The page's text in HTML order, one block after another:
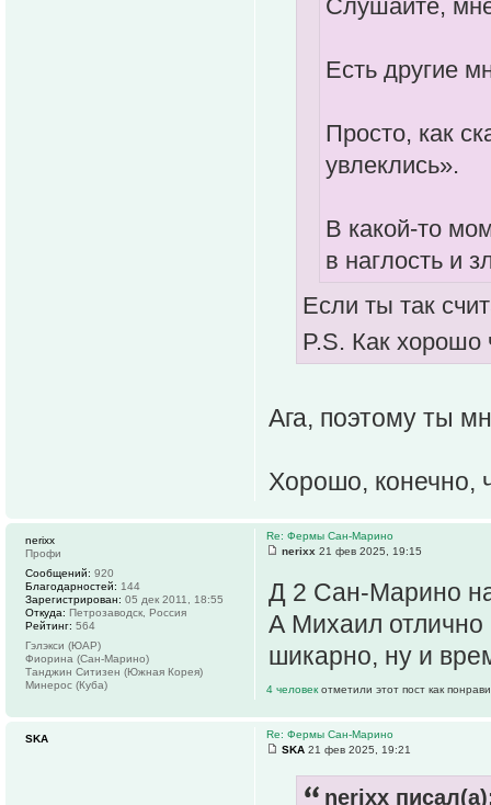
Слушайте,
Есть другие
Просто, как
увлеклись».
В какой-то
в наглость и
Если ты так
P.S. Как хорошо
Ага, поэтому ты
Хорошо, конечно,
Re: Фермы Сан-Марино
nerixx 21 фев 2025, 19:15
Д 2 Сан-Марино
А Михаил отлично
шикарно, ну и
4 человек отметили этот пост как
nerixx
Профи
Сообщений: 920
Благодарностей: 144
Зарегистрирован: 05 дек 2011, 18:55
Откуда: Петрозаводск, Россия
Рейтинг: 564
Гэлэкси (ЮАР)
Фиорина (Сан-Марино)
Танджин Ситизен (Южная Корея)
Минерос (Куба)
Re: Фермы Сан-Марино
SKA 21 фев 2025, 19:21
nerixx
SKA